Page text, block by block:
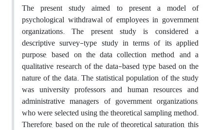
The present study aimed to present a model of
psychological withdrawal of employees in government
organizations. The present study is considered a
descriptive survey-type study in terms of its applied
purpose, based on the data collection method, and a
qualitative research of the data-based type based on the
nature of the data. The statistical population of the study
was university professors and human resources and
administrative managers of government organizations,
who were selected using the theoretical sampling method.
Therefore, based on the rule of theoretical saturation, this